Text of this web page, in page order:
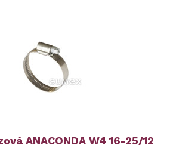
ANACONDA W4 16-25/12